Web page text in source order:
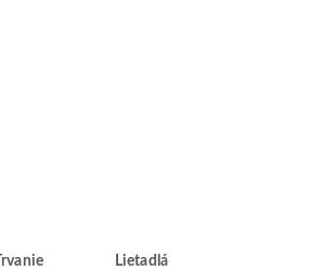
Trvanie Lietadlá